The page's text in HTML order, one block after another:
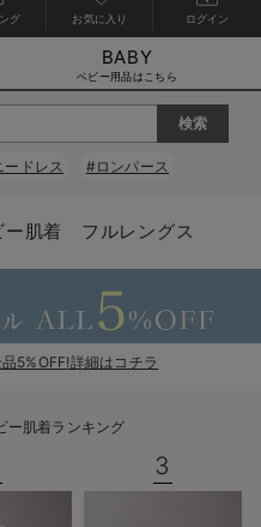
ベビーチェア（ハイローチェア）・ベビーラック
戻る
送料無料アイテム全て
ワンピース
スカート
パジャマ
戻る
ブラキャミ おまとめ
戻る
【37周年祭セール】
【37周年祭セール】
戻る
気温差別オススメア
【15℃】3月下旬～
戻る
動きやすく着回しで
戻る
強撚スムース(コスパ
戻る
マタニティウェア
【おまとめ割】パジ
戻る
こだわりの履き心地
カジュアル
オフィス
戻る
ジャケット派
きれいめ美脚パンツ派
ツィード派
セットアップ派
戻る
出産準備応援割全て
マタニティパジャマ
戻る
【オフィスカジュア
戻る
レギンスタイプ
戻る
【フォーマル】ワン
戻る
【ベビー】長袖
戻る
ハンカチ
短肌着
セット
戻る
快適ウェア10%OFF
快適ウェア10%OFF
戻る
春のマタニティワン
セットアップ・ レイ
ジャンパースカート/
ワーク・オフィス
フォーマル / オケー
戻る
Gift Selection 出産
〜3,000円（税込）
10,001円（税込）〜
女の子におススメの
定番ギフト
戻る
冬の冷え対策インナ
薄くてあったか
保温&リカバリー
レギンス・タイツ
あったか度◎
戻る
入院準備の持ち物チ
入院してすぐ使うグ
戻る
冬のあったか特集全て
【冬のあったか特集
【冬のあったか特集
グ お気に入り ログイン
BABY
ベビー用品はこちら
ドレス #ロンパース
ー肌着 フルレングス
5%OFF!詳細はコチラ
ー肌着ランキング
3
る